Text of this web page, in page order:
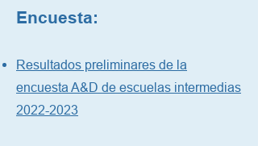
Encuesta:
Resultados preliminares de la
encuesta A&D de escuelas intermedias
2022-2023